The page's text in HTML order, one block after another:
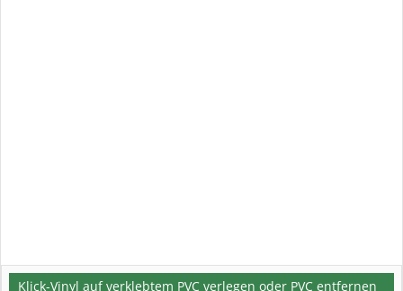
Klick-Vinyl auf verklebtem PVC verlegen oder PVC entfernen